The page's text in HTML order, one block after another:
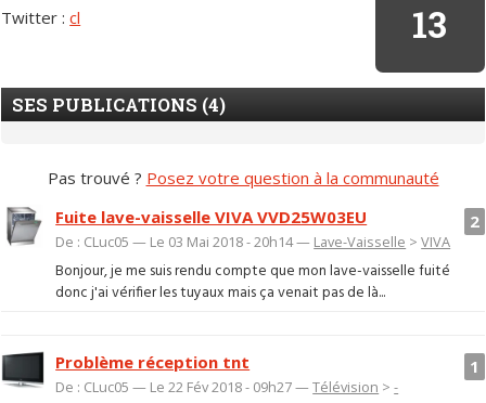
13
Twitter :cl
SES PUBLICATIONS (4)
Pas trouvé ? Posez votre question à la communauté
2
Fuite lave-vaisselle VIVA VVD25W03EU
De : CLuc05 — Le 03 Mai 2018 - 20h14 — Lave-Vaisselle >VIVA
Bonjour, je me suis rendu compte que mon lave-vaisselle fuité
donc j'ai vérifier les tuyaux mais ça venait pas de là...
1
Problème réception tnt
De : CLuc05 — Le 22 Fév 2018 - 09h27 —Télévision >-